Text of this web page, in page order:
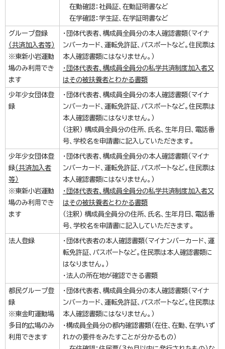
在勤確認：社員証、在勤証明書など
在学確認：学生証、在学証明書など
グループ登録
（共済加入者等）
※東新小岩運動
場のみ利用でき
ます
・団体代表者、構成員全員分の本人確認書類（マイナ
ンバーカード、運転免許証、パスポートなど。住民票は
本人確認書類にはなりません。）
・団体代表者、構成員全員分の私学共済制度加入者又
はその被扶養者とわかる書類
少年少女団体登
録
・団体代表者、構成員全員分の本人確認書類（マイナ
ンバーカード、運転免許証、パスポートなど。住民票は
本人確認書類にはなりません。）
（注釈） 構成員全員分の住所、氏名、生年月日、電話番
号、学校名を申請書に記入していただきます。
少年少女団体登
録（共済加入者
等）
※東新小岩運動
場のみ利用でき
ます
・団体代表者、構成員全員分の本人確認書類（マイナ
ンバーカード、運転免許証、パスポートなど。住民票は
本人確認書類にはなりません。）
・団体代表者、構成員全員分の私学共済制度加入者又
はその被扶養者とわかる書類
（注釈） 構成員全員分の住所、氏名、生年月日、電話番
号、学校名を申請書に記入していただきます。
法人登録
・団体代表者の本人確認書類（マイナンバーカード、運
転免許証、パスポートなど。住民票は本人確認書類に
はなりません。）
・法人の所在地が確認できる書類
都民グループ登
録
※東金町運動場
多目的広場のみ
利用できます
・団体代表者、構成員全員分の本人確認書類（マイナ
ンバーカード、運転免許証、パスポートなど。住民票は
本人確認書類にはなりません。）
・構成員全員分の都内確認書類（在住、在勤、在学いず
れかの要件をみたすことが分かるもの）